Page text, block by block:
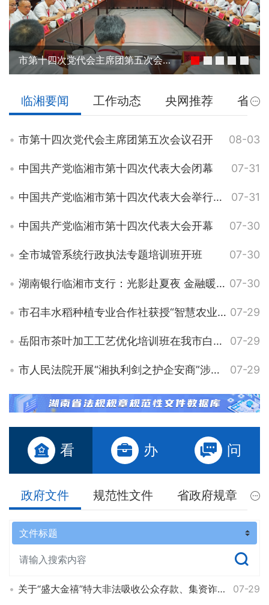
市第十四次党代会主席团第五次会议召开
临湘要闻 工作动态 央网推荐 省网
市第十四次党代会主席团第五次会议召开 08-03
中国共产党临湘市第十四次代表大会闭幕 07-31
中国共产党临湘市第十四次代表大会举行第二次全体会议 07-31
中国共产党临湘市第十四次代表大会开幕 07-30
全市城管系统行政执法专题培训班开班 07-30
湖南银行临湘市支行：光影赴夏夜 金融暖人心 07-30
市召丰水稻种植专业合作社获授“智慧农业科技小院” 07-29
岳阳市茶叶加工工艺优化培训班在我市白石茶园举行 07-29
市人民法院开展“湘执利剑之护企安商”涉企专项集中执行行动 07-29
看 办 问
政府文件 规范性文件 省政府规章
关于“盛大金禧”特大非法吸收公众存款、集资诈骗案涉财产执行工作的公告（第二次） 07-29